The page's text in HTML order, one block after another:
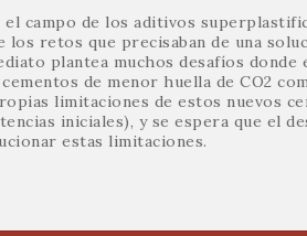
el campo de los aditivos
los retos que precisaban de una
plantea muchos desafíos
de menor huella de CO2
limitaciones de estos nuevos
iniciales), y se espera que el
estas limitaciones.